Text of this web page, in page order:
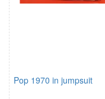
Pop 1970 in jumpsuit